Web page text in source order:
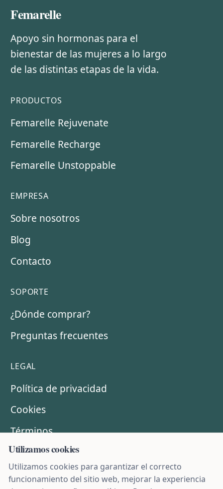
Femarelle
Apoyo sin hormonas para el
bienestar de las mujeres a lo largo
de las distintas etapas de la vida.
PRODUCTOS
Femarelle Rejuvenate
Femarelle Recharge
Femarelle Unstoppable
EMPRESA
Sobre nosotros
Blog
Contacto
SOPORTE
¿Dónde comprar?
Preguntas frecuentes
LEGAL
Política de privacidad
Cookies
Términos
Para socios comerciales
Configuración de cookies
Utilizamos cookies
Utilizamos cookies para garantizar el correcto
funcionamiento del sitio web, mejorar la experiencia